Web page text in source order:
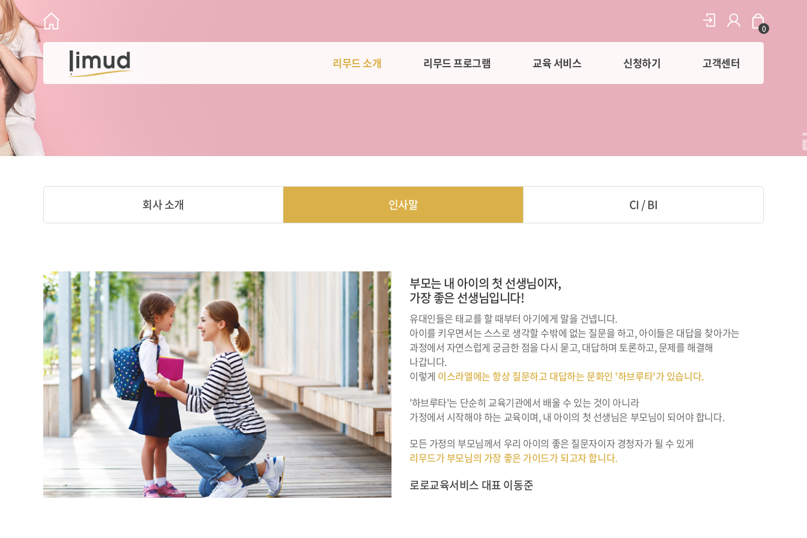
0
리무드 소개 리무드 프로그램 교육 서비스 신청하기 고객센터
회사 소개 인사말 CI / BI
부모는 내 아이의 첫 선생님이자,
가장 좋은 선생님입니다!
유대인들은 태교를 할 때부터 아기에게 말을 건넵니다.
아이를 키우면서는 스스로 생각할 수밖에 없는 질문을 하고, 아이들은 대답을 찾아가는
과정에서 자연스럽게 궁금한 점을 다시 묻고, 대답하며 토론하고, 문제를 해결해
나갑니다.
이렇게 이스라엘에는 항상 질문하고 대답하는 문화인 '하브루타'가 있습니다.
'하브루타'는 단순히 교육기관에서 배울 수 있는 것이 아니라
가정에서 시작해야 하는 교육이며, 내 아이의 첫 선생님은 부모님이 되어야 합니다.
모든 가정의 부모님께서 우리 아이의 좋은 질문자이자 경청자가 될 수 있게
리무드가 부모님의 가장 좋은 가이드가 되고자 합니다.
로로교육서비스 대표 이동준